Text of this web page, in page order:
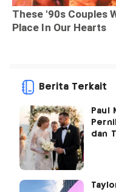
Berita Terkait
Paul
dan